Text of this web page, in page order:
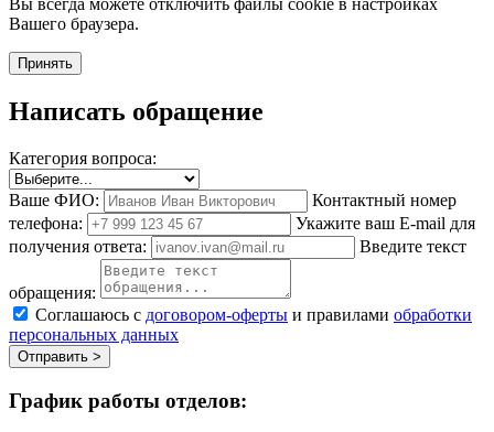
Вы всегда можете отключить файлы cookie в настройках
Вашего браузера.
Принять
Написать обращение
Категория вопроса:
Ваше ФИО:
Контактный номер
телефона:
Укажите ваш E-mail для
получения ответа:
Введите текст
обращения:
Соглашаюсь с договором-оферты и правилами обработки
персональных данных
Отправить >
График работы отделов: